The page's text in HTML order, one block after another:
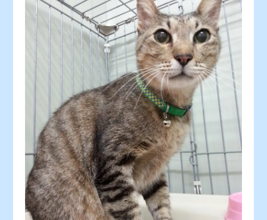
×
25
×
26
×
27
×
28
×
29
×
30
×
×
：シーズン料金 〇：空車
：残り僅か ×：満車